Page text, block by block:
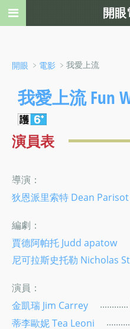
開眼 ﹥ 電影 ﹥我愛上流
我愛上流 Fun
演員表
導演：
狄恩派里索特 Dean Parisot
編劇：
賈德阿帕托 Judd apatow
尼可拉斯史托勒 Nicholas
演員：
金凱瑞 Jim Carrey
蒂李歐妮 Tea Leoni
開眼